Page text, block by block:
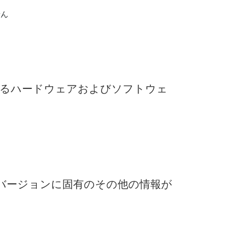
ハードウェアおよびソフトウェ
ージョン に 固有のその他の情報が